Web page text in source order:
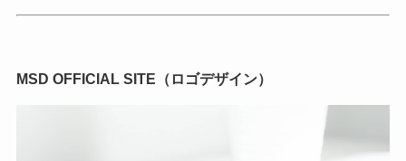
MSD OFFICIAL SITE（ロゴデザイン）